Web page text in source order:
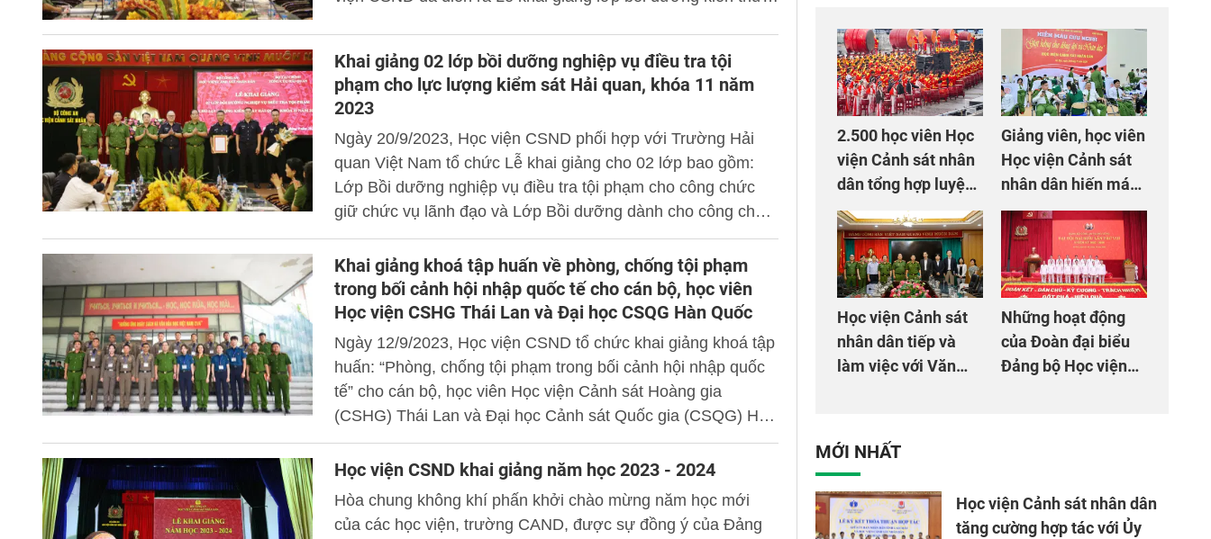
an phối hợp với Viện Nghiên cứu Khoa học Hành chính, Học
viện Hành chính Quốc gia và Học viện CSND tổ chức.
Khai giảng 02 lớp bồi dưỡng nghiệp vụ điều tra tội
phạm cho lực lượng kiểm sát Hải quan, khóa 11 năm
2023
Ngày 20/9/2023, Học viện CSND phối hợp với Trường Hải
quan Việt Nam tổ chức Lễ khai giảng cho 02 lớp bao gồm:
Lớp Bồi dưỡng nghiệp vụ điều tra tội phạm cho công chức
giữ chức vụ lãnh đạo và Lớp Bồi dưỡng dành cho công chức
thừa hành thuộc lực lượng Kiểm soát Hải quan, khóa 11 năm
2023. Thiếu tướng, TS Chử Văn Dũng, Phó Giám đốc Học
viện dự và chủ trì buổi lễ.
Khai giảng khoá tập huấn về phòng, chống tội phạm
trong bối cảnh hội nhập quốc tế cho cán bộ, học viên
Học viện CSHG Thái Lan và Đại học CSQG Hàn Quốc
Ngày 12/9/2023, Học viện CSND tổ chức khai giảng khoá tập
huấn: “Phòng, chống tội phạm trong bối cảnh hội nhập quốc
tế” cho cán bộ, học viên Học viện Cảnh sát Hoàng gia
(CSHG) Thái Lan và Đại học Cảnh sát Quốc gia (CSQG) Hàn
Quốc. Thiếu tướng, TS Chử Văn Dũng, Phó Giám đốc Học
viện dự và chủ trì buổi lễ.
Học viện CSND khai giảng năm học 2023 - 2024
Hòa chung không khí phấn khởi chào mừng năm học mới
của các học viện, trường CAND, được sự đồng ý của Đảng
2.500 học viên Học
viện Cảnh sát nhân
dân tổng hợp luyện
màn Trống hội chào
mừng Đại hội Đảng
Giảng viên, học viên
Học viện Cảnh sát
nhân dân hiến máu
giúp dân và đồng
đội
Học viện Cảnh sát
nhân dân tiếp và
làm việc với Văn
Bản tại Việt Nam
Những hoạt động
của Đoàn đại biểu
Đảng bộ Học viện
- 2030
MỚI NHẤT
Học viện Cảnh sát nhân dân
tăng cường hợp tác với Ủy